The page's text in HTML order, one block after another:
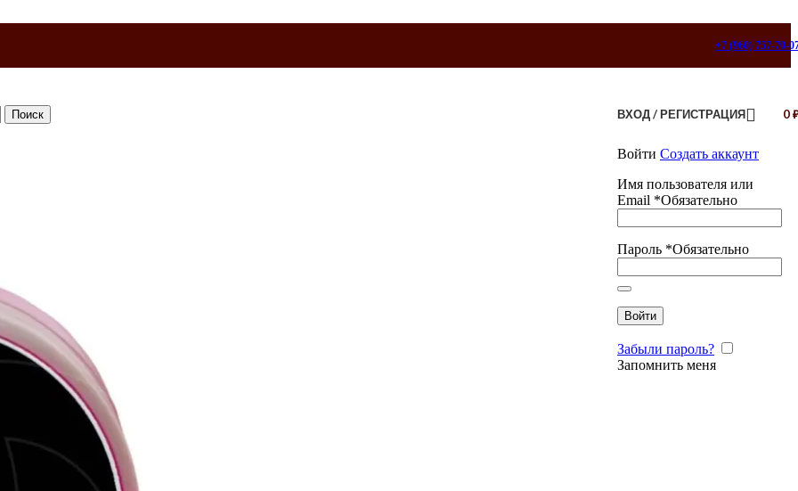
+7 (960) 757-70-
Поиск ВХОД / РЕГИСТРАЦИЯ
Войти Создать аккаунт
Имя пользователя или
Email *Обязательно
Пароль *Обязательно
Войти
Забыли пароль?
Запомнить меня
0